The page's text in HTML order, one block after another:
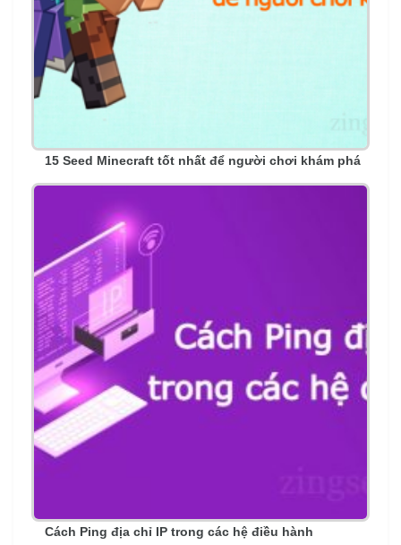
15 Seed Minecraft tốt nhất để người chơi khám phá
Cách Ping địa chỉ IP trong các hệ điều hành